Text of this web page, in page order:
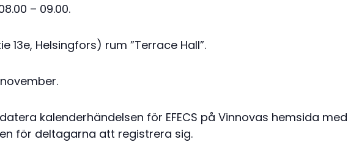
– 09.00.
13e, Helsingfors) rum ”Terrace Hall”.
kalenderhändelsen för EFECS på Vinnovas hemsida
för deltagarna att registrera sig.